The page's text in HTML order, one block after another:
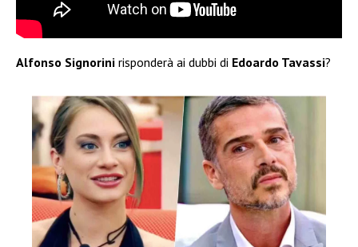
Alfonso Signorini risponderà ai dubbi di Edoardo Tavassi?